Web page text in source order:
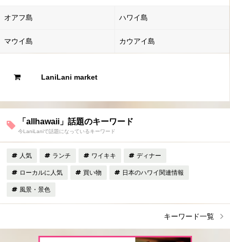
オアフ島 ハワイ島
マウイ島 カウアイ島
LaniLani market
「allhawaii」話題のキーワード
今LaniLaniで話題になっているキーワード
人気 ランチ ワイキキ ディナー
ローカルに人気 買い物 日本のハワイ関連情報
風景・景色
キーワード一覧